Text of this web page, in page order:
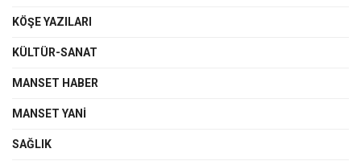
KÖŞE YAZILARI
KÜLTÜR-SANAT
MANSET HABER
MANSET YANI
SAĞLIK